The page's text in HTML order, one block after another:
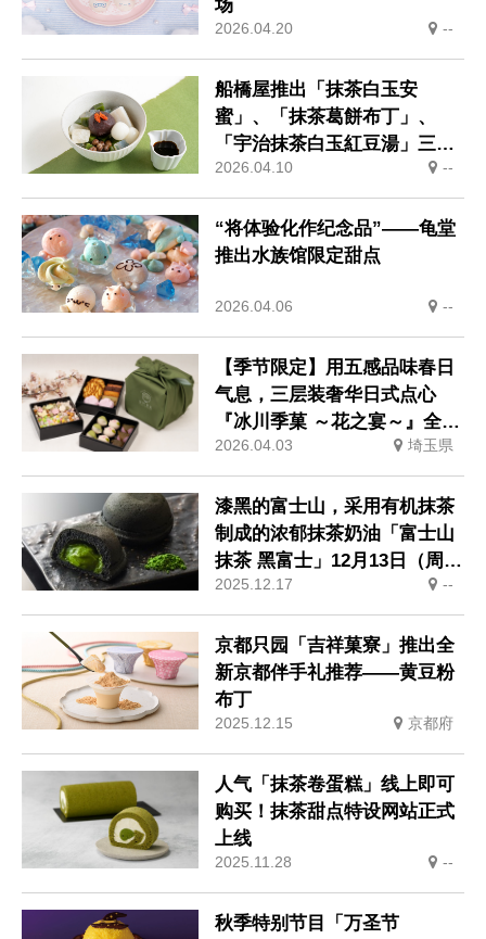
场
2026.04.20 --
船橋屋推出「抹茶白玉安
蜜」、「抹茶葛餅布丁」、
「宇治抹茶白玉紅豆湯」三款
限定商品
2026.04.10 --
“将体验化作纪念品”——龟堂
推出水族馆限定甜点
2026.04.06 --
【季节限定】用五感品味春日
气息，三层装奢华日式点心
『冰川季菓 ～花之宴～』全新
上市
2026.04.03 埼玉県
漆黑的富士山，采用有机抹茶
制成的浓郁抹茶奶油「富士山
抹茶 黑富士」12月13日（周
六）发售
2025.12.17 --
京都只园「吉祥菓寮」推出全
新京都伴手礼推荐——黄豆粉
布丁
2025.12.15 京都府
人气「抹茶卷蛋糕」线上即可
购买！抹茶甜点特设网站正式
上线
2025.11.28 --
秋季特别节目「万圣节